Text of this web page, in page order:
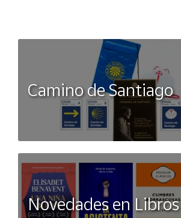
Camino de Santiago
Novedades en Libros